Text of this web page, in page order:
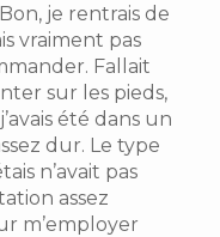
je rentrais de
vraiment pas
Fallait
sur les pieds,
été dans un
dur. Le type
n’avait pas
assez
m’employer